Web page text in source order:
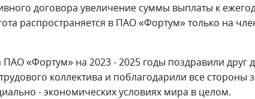
договора увеличение суммы выплаты к
распространяется в ПАО «Фортум» только на
«Фортум» на 2023 - 2025 годы поздравили друг
коллектива и поблагодарили все стороны
- экономических условиях мира в целом.